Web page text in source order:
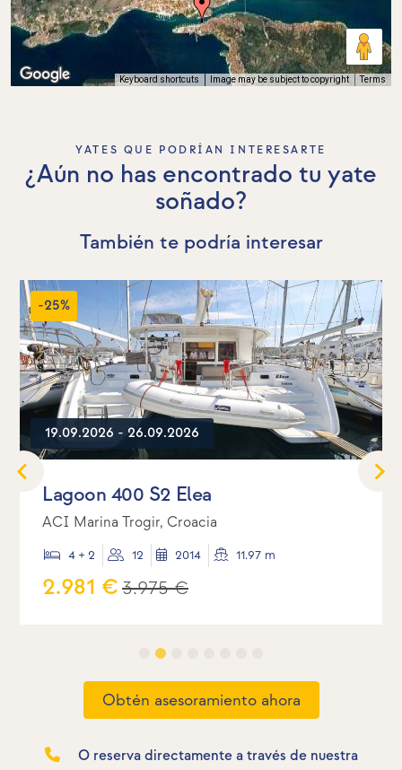
Keyboard shortcuts Image may be subject to copyright Terms
YATES QUE PODRÍAN INTERESARTE
¿Aún no has encontrado tu yate
soñado?
También te podría interesar
-25%
19.09.2026 - 26.09.2026
Lagoon 400 S2 Elea
ACI Marina Trogir, Croacia
4 + 2 12 2014 11.97 m
2.981 €3.975 €
Obtén asesoramiento ahora
O reserva directamente a través de nuestra